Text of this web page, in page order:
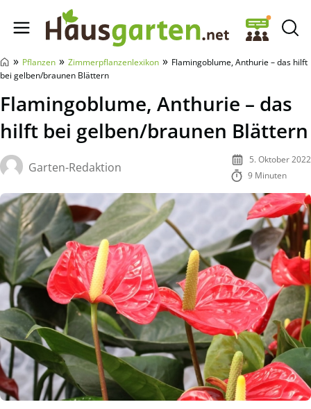
Hausgarten.net
» Pflanzen » Zimmerpflanzenlexikon » Flamingoblume, Anthurie – das hilft
bei gelben/braunen Blättern
Flamingoblume, Anthurie – das
hilft bei gelben/braunen Blättern
Garten-Redaktion
5. Oktober 2022
9 Minuten